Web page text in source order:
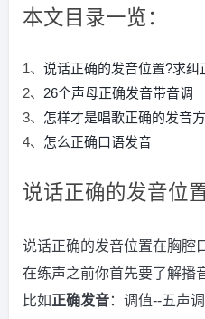
本文目录一览：
1、 说话正确的发音位置?求纠
2、 26个声母正确发音带音调
3、 怎样才是唱歌正确的发音
4、 怎么正确口语发音
说话正确的发音位
说话正确的发音位置在胸腔
在练声之前你首先要了解播
比如正确发音：调值--五声